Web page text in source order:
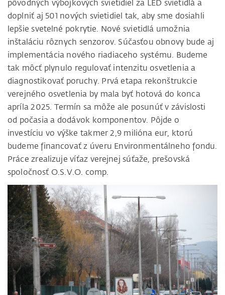
pôvodných výbojkových svietidiel za LED svietidlá a
doplniť aj 501 nových svietidiel tak, aby sme dosiahli
lepšie svetelné pokrytie. Nové svietidlá umožnia
inštaláciu rôznych senzorov. Súčasťou obnovy bude aj
implementácia nového riadiaceho systému. Budeme
tak môcť plynulo regulovať intenzitu osvetlenia a
diagnostikovať poruchy. Prvá etapa rekonštrukcie
verejného osvetlenia by mala byť hotová do konca
apríla 2025. Termín sa môže ale posunúť v závislosti
od počasia a dodávok komponentov. Pôjde o
investíciu vo výške takmer 2,9 milióna eur, ktorú
budeme financovať z úveru Environmentálneho fondu.
Práce zrealizuje víťaz verejnej súťaže, prešovská
spoločnosť O.S.V.O. comp.